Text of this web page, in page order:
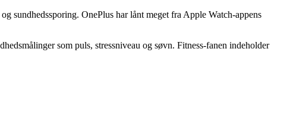
sundhedssporing. OnePlus har lånt meget fra Apple Watch-appens
som puls, stressniveau og søvn. Fitness-fanen indeholder